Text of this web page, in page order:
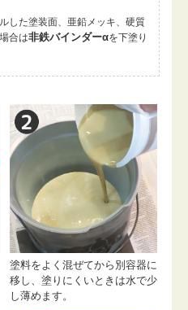
した塗装面、亜鉛メッキ、硬質
合は非鉄バインダーαを下塗り
塗料をよく混ぜてから別容器に
移し、塗りにくいときは水で少
し薄めます。